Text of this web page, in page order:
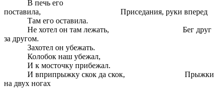
В печь его
поставила, Приседания, руки вперед
Там его оставила.
Не хотел он там лежать, Бег друг
за другом.
Захотел он убежать.
Колобок наш убежал,
И к мосточку прибежал.
И вприпрыжку скок да скок, Прыжки
на двух ногах